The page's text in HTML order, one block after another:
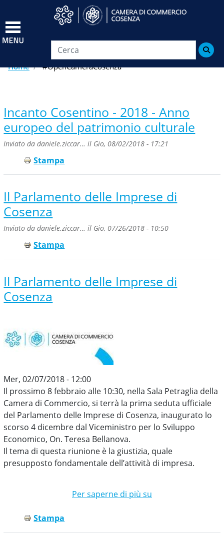
al
principale

Home #OpenCameraCosenza
Incanto Cosentino - 2018 - Anno
europeo del patrimonio culturale
Inviato dadaniele.ziccar… il Gio, 08/02/2018 - 17:21
Stampa
Il Parlamento delle Imprese di
Cosenza
Inviato dadaniele.ziccar… il Gio, 07/26/2018 - 10:50
Stampa
Il Parlamento delle Imprese di
Cosenza
Mer, 02/07/2018 - 12:00
Il prossimo 8 febbraio alle 10:30, nella Sala Petraglia della
Camera di Commercio, si terrà la prima seduta ufficiale
del Parlamento delle Imprese di Cosenza, inaugurato lo
scorso 4 dicembre dal Viceministro per lo Sviluppo
Economico, On. Teresa Bellanova.
Il tema di questa riunione è la giustizia, quale
presupposto fondamentale dell’attività di impresa.
Per saperne di più su
Imprese
Stampa